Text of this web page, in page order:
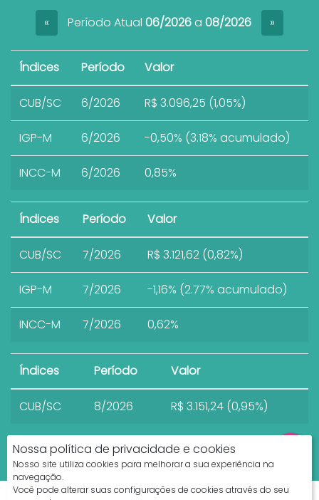
Nossa política de privacidade e cookies
Nosso site utiliza cookies para melhorar a sua experiência na
navegação.
Você pode alterar suas configurações de cookies através do seu
« Período Atual 06/2026a 08/2026 »
Índices Período Valor
CUB/SC 6/2026 R$ 3.096,25 (1,05%)
IGP-M 6/2026 -0,50% (3.18% acumulado)
INCC-M 6/2026 0,85%
Índices Período Valor
CUB/SC 7/2026 R$ 3.121,62 (0,82%)
IGP-M 7/2026 -1,16% (2.77% acumulado)
INCC-M 7/2026 0,62%
Índices Período Valor
CUB/SC 8/2026 R$ 3.151,24 (0,95%)